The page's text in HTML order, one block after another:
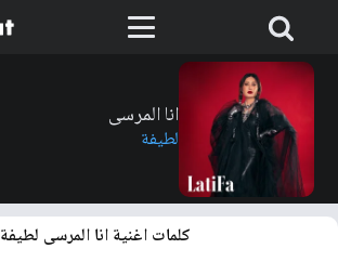
انا المرسى
لطيفة
كلمات اغنية انا المرسى لطيفة